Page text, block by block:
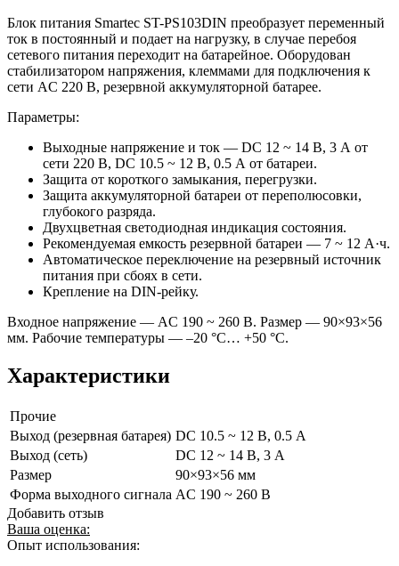
Блок питания Smartec ST-PS103DIN преобразует переменный
ток в постоянный и подает на нагрузку, в случае перебоя
сетевого питания переходит на батарейное. Оборудован
стабилизатором напряжения, клеммами для подключения к
сети AC 220 В, резервной аккумуляторной батарее.
Параметры:
Выходные напряжение и ток — DC 12 ~ 14 В, 3 А от
сети 220 В, DC 10.5 ~ 12 В, 0.5 А от батареи.
Защита от короткого замыкания, перегрузки.
Защита аккумуляторной батареи от переполюсовки,
глубокого разряда.
Двухцветная светодиодная индикация состояния.
Рекомендуемая емкость резервной батареи — 7 ~ 12 А·ч.
Автоматическое переключение на резервный источник
питания при сбоях в сети.
Крепление на DIN-рейку.
Входное напряжение — AC 190 ~ 260 В. Размер — 90×93×56
мм. Рабочие температуры — –20 °С… +50 °С.
Характеристики
Прочие
Выход (резервная батарея) DC 10.5 ~ 12 В, 0.5 А
Выход (сеть)
DC 12 ~ 14 В, 3 А
Размер
90×93×56 мм
Форма выходного сигнала AC 190 ~ 260 В
Добавить отзыв
Ваша оценка:
Опыт использования: